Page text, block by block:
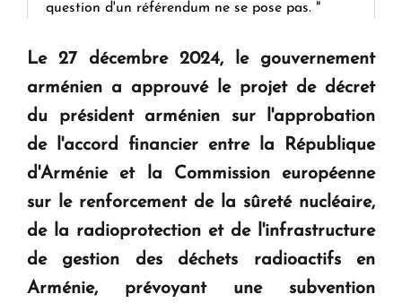
question d'un référendum ne se pose pas. "
KASA : 30 ans d'audace, de résilience et d'avenir
en Arménie
Le premier hôtel Hyatt Regency d'Arménie
ouvrira ses portes à Dilijan
Le 27 décembre 2024, le gouvernement
arménien a approuvé le projet de décret
du président arménien sur l'approbation
de l'accord financier entre la République
d'Arménie et la Commission européenne
sur le renforcement de la sûreté nucléaire,
de la radioprotection et de l'infrastructure
de gestion des déchets radioactifs en
Arménie, prévoyant une subvention